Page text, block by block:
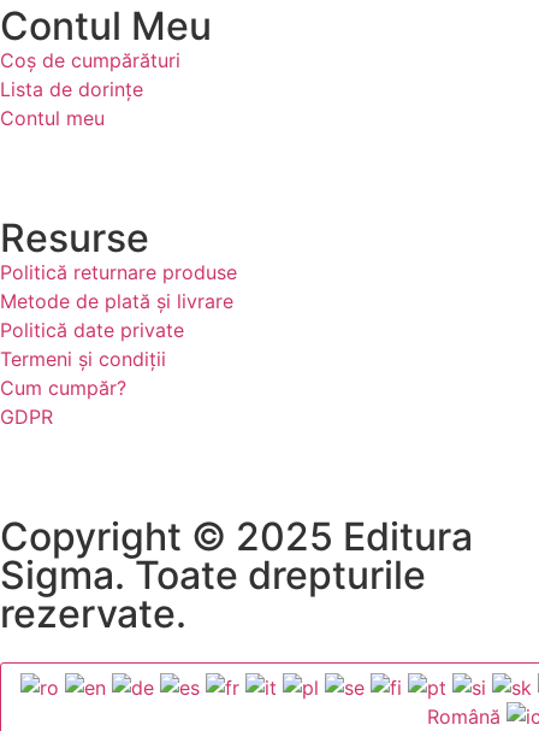
Contul Meu
Coș de cumpărături
Lista de dorințe
Contul meu
Resurse
Politică returnare produse
Metode de plată și livrare
Politică date private
Termeni și condiții
Cum cumpăr?
GDPR
Copyright © 2025 Editura
Sigma. Toate drepturile
rezervate.
Română